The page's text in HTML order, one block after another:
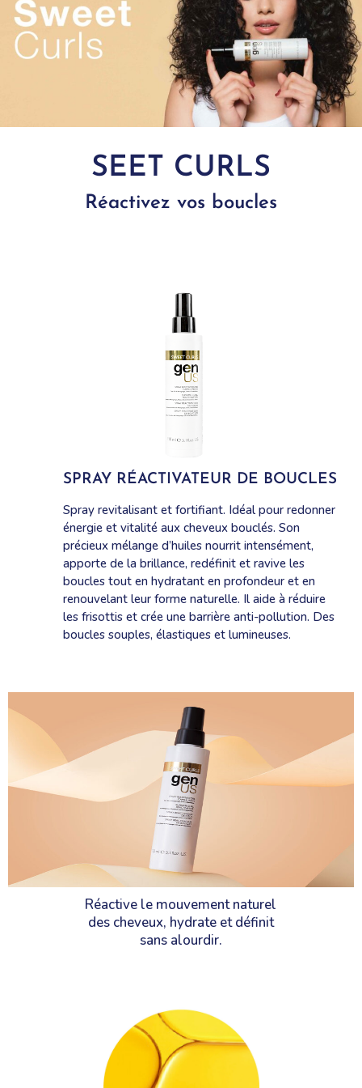
SEET CURLS
Réactivez vos boucles
SPRAY RÉACTIVATEUR DE BOUCLES
Spray revitalisant et fortifiant. Idéal pour redonner
énergie et vitalité aux cheveux bouclés. Son
précieux mélange d’huiles nourrit intensément,
apporte de la brillance, redéfinit et ravive les
boucles tout en hydratant en profondeur et en
renouvelant leur forme naturelle. Il aide à réduire
les frisottis et crée une barrière anti-pollution. Des
boucles souples, élastiques et lumineuses.
Réactive le mouvement naturel
des cheveux, hydrate et définit
sans alourdir.